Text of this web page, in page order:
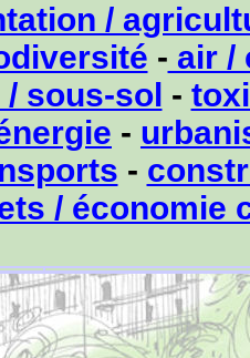
/
- air /
/ sous-sol -
-
-
/ économie